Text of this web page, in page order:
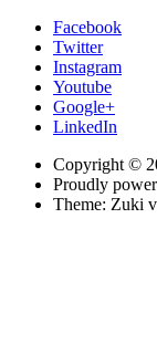
Facebook
Twitter
Instagram
Youtube
Google+
LinkedIn
Copyright ©
Proudly
Theme: Zuki